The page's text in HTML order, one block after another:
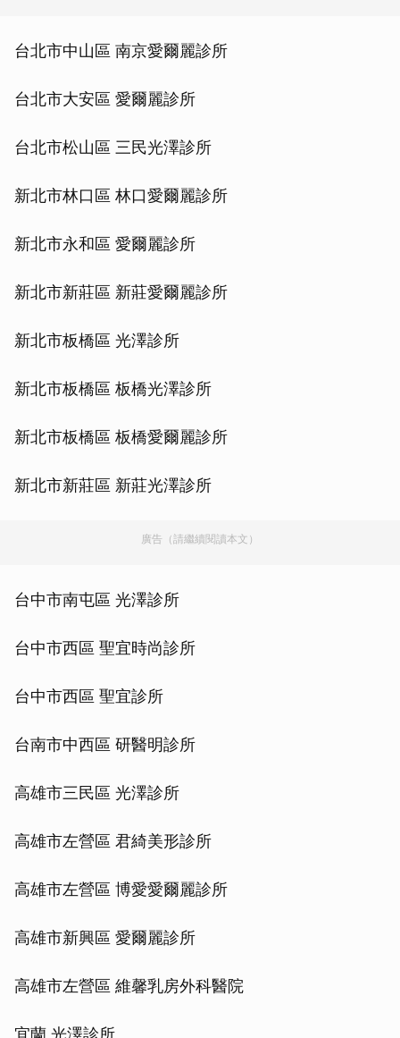
台北市中山區 南京愛爾麗診所
台北市大安區 愛爾麗診所
台北市松山區 三民光澤診所
新北市林口區 林口愛爾麗診所
新北市永和區 愛爾麗診所
新北市新莊區 新莊愛爾麗診所
新北市板橋區 光澤診所
新北市板橋區 板橋光澤診所
新北市板橋區 板橋愛爾麗診所
新北市新莊區 新莊光澤診所
廣告（請繼續閱讀本文）
台中市南屯區 光澤診所
台中市西區 聖宜時尚診所
台中市西區 聖宜診所
台南市中西區 研醫明診所
高雄市三民區 光澤診所
高雄市左營區 君綺美形診所
高雄市左營區 博愛愛爾麗診所
高雄市新興區 愛爾麗診所
高雄市左營區 維馨乳房外科醫院